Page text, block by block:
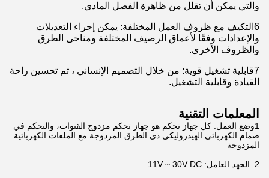
والتي يمكن أن تقلل من ظاهرة الفصل المادي.
6التكيف مع ظروف العمل المختلفة: يمكن إجراء التعديلات
والإعدادات وفقًا لأعماق الرصيف المختلفة ومناحى الطرق
والظروف الأخرى.
7قابلية تشغيل قوية: من خلال التصميم الإنساني ، تم تحسين راحة
القيادة وقابلية التشغيل.
المعلمات التقنية
1وضع العمل: كل جهاز تحكم هو جهاز تحكم مزدوج القنوات، والتحكم في
صمام الكهربائي الهيدروليكي ذي الطرق المزدوجة مع الملفات الكهربائية
المزدوجة
2. الجهد العامل: 11V ~ 30V DC